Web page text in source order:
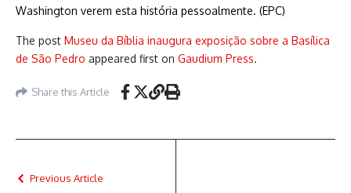
Washington verem esta história pessoalmente. (EPC)
The post Museu da Bíblia inaugura exposição sobre a Basílica
de São Pedro appeared first on Gaudium Press.
Share this Article
Previous Article